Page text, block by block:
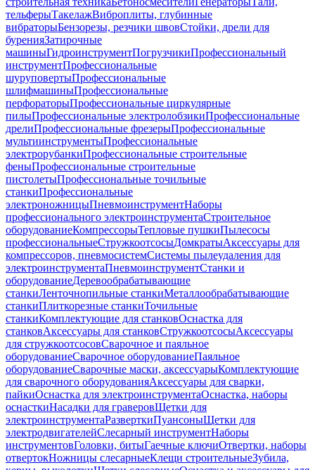
тельферыТакелажВиброплиты, глубинные
вибраторыБензорезы, резчики швовСтойки, дрели для
буренияЗатирочные
машиныГидроинструментПогрузчикиПрофессиональный
инструментПрофессиональные
шуруповертыПрофессиональные
шлифмашиныПрофессиональные
перфораторыПрофессиональные циркулярные
пилыПрофессиональные электролобзикиПрофессиональные
дрелиПрофессиональные фрезерыПрофессиональные
мультиинструментыПрофессиональные
электрорубанкиПрофессиональные строительные
феныПрофессиональные строительные
пистолетыПрофессиональные точильные
станкиПрофессиональные
электроножницыПневмоинструментНаборы
профессионального электроинструментаСтроительное
оборудованиеКомпрессорыТепловые пушкиПылесосы
профессиональныеСтружкоотсосыДомкратыАксессуары для
компрессоров, пневмосистемСистемы пылеудаления для
электроинструментаПневмоинструментСтанки и
оборудованиеДеревообрабатывающие
станкиЛенточнопильные станкиМеталлообрабатывающие
станкиПлиткорезные станкиТочильные
станкиКомплектующие для станковОснастка для
станковАксессуары для станковСтружкоотсосыАксессуары
для стружкоотсосовСварочное и паяльное
оборудованиеСварочное оборудованиеПаяльное
оборудованиеСварочные маски, аксессуарыКомплектующие
для сварочного оборудованияАксессуары для сварки,
пайкиОснастка для электроинструментаОснастка, наборы
оснасткиНасадки для граверовЩетки для
электроинструментаРазверткиПуансоныЩетки для
электродвигателейСлесарный инструментНаборы
инструментовГоловки, битыГаечные ключиОтвертки, наборы
отвертокНожницы слесарныеКлещи строительныеЗубила,